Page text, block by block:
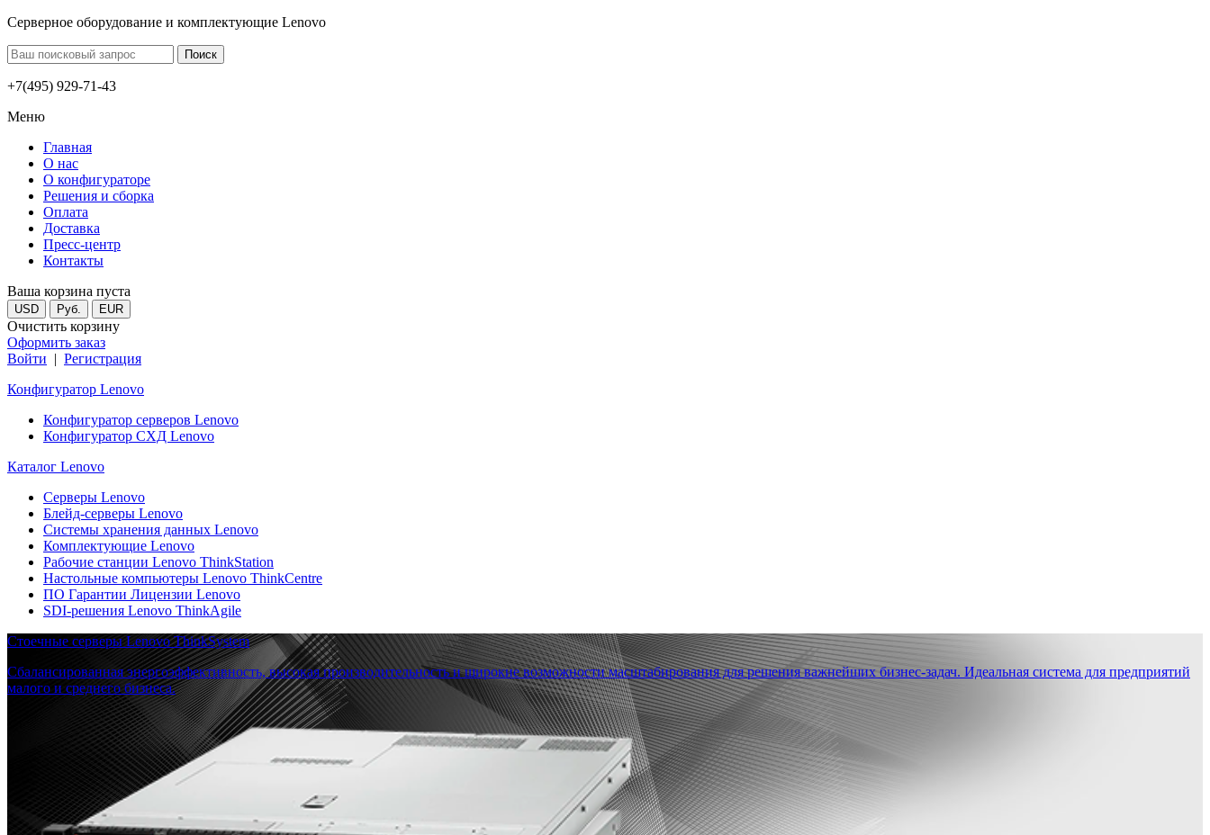
Серверное оборудование и комплектующие Lenovo
+7(495) 929-71-43
Меню
Главная
О нас
О конфигураторе
Решения и сборка
Оплата
Доставка
Пресс-центр
Контакты
Ваша корзина пуста
USD Руб. EUR
Очистить корзину
Оформить заказ
Войти | Регистрация
Конфигуратор Lenovo
Конфигуратор серверов Lenovo
Конфигуратор СХД Lenovo
Каталог Lenovo
Серверы Lenovo
Блейд-серверы Lenovo
Системы хранения данных Lenovo
Комплектующие Lenovo
Рабочие станции Lenovo ThinkStation
Настольные компьютеры Lenovo ThinkCentre
ПО Гарантии Лицензии Lenovo
SDI-решения Lenovo ThinkAgile
Стоечные серверы Lenovo ThinkSystem
Сбалансированная энергоэффективность, высокая производительность и широкие возможности масштабирования для решения важнейших бизнес-задач. Идеальная система для предприятий
малого и среднего бизнеса.